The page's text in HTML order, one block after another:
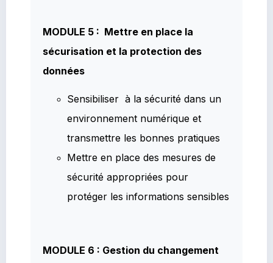
MODULE 5 : Mettre en place la
sécurisation et la protection des
données
Sensibiliser à la sécurité dans un
environnement numérique et
transmettre les bonnes pratiques
Mettre en place des mesures de
sécurité appropriées pour
protéger les informations sensibles
MODULE 6 : Gestion du changement